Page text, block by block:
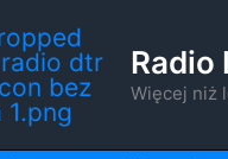
Radio
Więcej niż